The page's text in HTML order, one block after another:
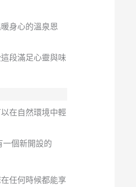
身心的溫泉恩
段滿足心靈與味
在自然環境中輕
個新開設的
任何時候都能享